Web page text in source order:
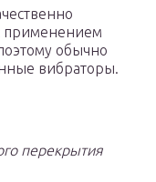
применением
обычно
вибраторы.
перекрытия